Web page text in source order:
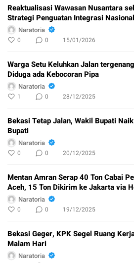
Reaktualisasi Wawasan Nusantara
Strategi Penguatan Integrasi Nasional
Naratoria
0 0 15/01/2026
Warga Setu Keluhkan Jalan
Diduga ada Kebocoran Pipa
Naratoria
1 0 28/12/2025
Bekasi Tetap Jalan, Wakil Bupati
Bupati
Naratoria
0 0 20/12/2025
Mentan Amran Serap 40 Ton Cabai
Aceh, 15 Ton Dikirim ke Jakarta via
Naratoria
0 0 19/12/2025
Bekasi Geger, KPK Segel Ruang
Malam Hari
Naratoria